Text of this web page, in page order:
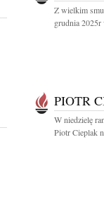
Z wielkim
grudnia 2025r
PIOTR
W niedzielę
Piotr Cieplak